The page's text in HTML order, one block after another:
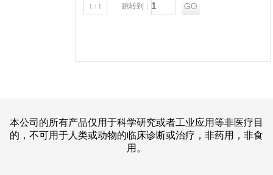
1 / 1 跳转到：
本公司的所有产品仅用于科学研究或者工业应用等非医疗目
的，不可用于人类或动物的临床诊断或治疗，非药用，非食
用。